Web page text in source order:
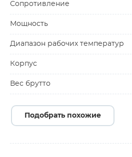
Сопротивление
Мощность
Диапазон рабочих температур
Корпус
Вес брутто
Подобрать похожие